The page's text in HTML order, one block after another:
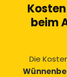
beim
Die